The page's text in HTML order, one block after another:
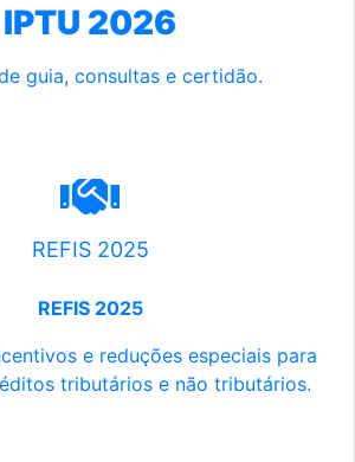
IPTU 2026
guia, consultas e certidão.
REFIS 2025
REFIS 2025
e reduções especiais para
tributários e não tributários.